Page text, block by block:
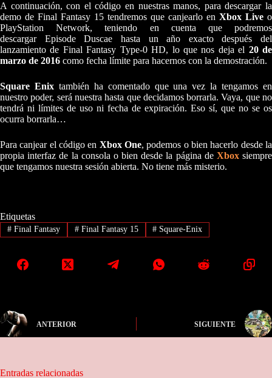
A continuación, con el código en nuestras manos, para descargar la
demo de Final Fantasy 15 tendremos que canjearlo en Xbox Live o
PlayStation Network, teniendo en cuenta que podremos
descargar Episode Duscae hasta un año exacto después del
lanzamiento de Final Fantasy Type-0 HD, lo que nos deja el 20 de
marzo de 2016 como fecha límite para hacernos con la demostración.
Square Enixtambién ha comentado que una vez la tengamos en
nuestro poder, será nuestra hasta que decidamos borrarla. Vaya, que no
tendrá ni límites de uso ni fecha de expiración. Eso sí, que no se os
ocurra borrarla…
Para canjear el código en Xbox One, podemos o bien hacerlo desde la
propia interfaz de la consola o bien desde la página de Xbox siempre
que tengamos nuestra sesión abierta. No tiene más misterio.
Etiquetas
#Final Fantasy #Final Fantasy 15 # Square-Enix
ANTERIOR SIGUIENTE
Entradas relacionadas